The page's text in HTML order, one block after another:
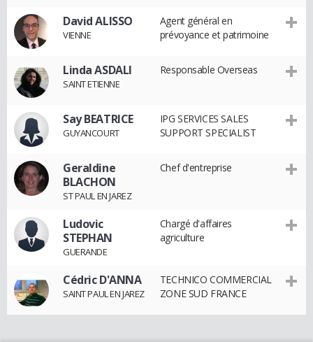
David ALISSO
VIENNE
Agent général en
prévoyance et patrimoine
Linda ASDALI
SAINT ETIENNE
Responsable Overseas
Say BEATRICE
GUYANCOURT
IPG SERVICES SALES
SUPPORT SPECIALIST
Geraldine
BLACHON
ST PAUL EN JAREZ
Chef d'entreprise
Ludovic
STEPHAN
GUERANDE
Chargé d'affaires
agriculture
Cédric D'ANNA
SAINT PAUL EN JAREZ
TECHNICO COMMERCIAL
ZONE SUD FRANCE